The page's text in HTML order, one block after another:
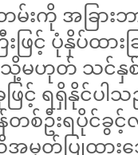
းကို အခြားဘ
းဖြင့် ပုံနှိပ်ထားခ
ာ သို့မဟုတ် သင်
ြင့် ရရှိနိုင်ပါ
တစ်ဦးရပိုင်ခွ
မှတ်ပြုထား